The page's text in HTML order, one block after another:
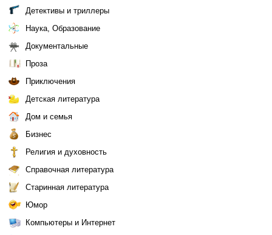
Детективы и триллеры
Наука, Образование
Документальные
Проза
Приключения
Детская литература
Дом и семья
Бизнес
Религия и духовность
Справочная литература
Старинная литература
Юмор
Компьютеры и Интернет